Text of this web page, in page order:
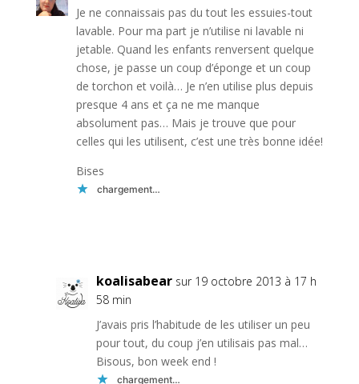
Je ne connaissais pas du tout les essuies-tout
lavable. Pour ma part je n’utilise ni lavable ni
jetable. Quand les enfants renversent quelque
chose, je passe un coup d’éponge et un coup
de torchon et voilà… Je n’en utilise plus depuis
presque 4 ans et ça ne me manque
absolument pas… Mais je trouve que pour
celles qui les utilisent, c’est une très bonne idée!
Bises
chargement…
koalisabear sur 19 octobre 2013 à 17 h
58 min
J’avais pris l’habitude de les utiliser un peu
pour tout, du coup j’en utilisais pas mal…
Bisous, bon week end !
chargement…